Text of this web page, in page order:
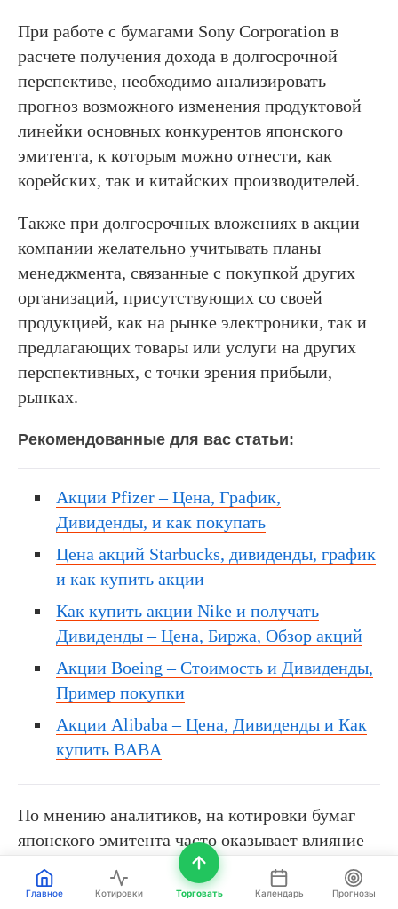
При работе с бумагами Sony Corporation в
расчете получения дохода в долгосрочной
перспективе, необходимо анализировать
прогноз возможного изменения продуктовой
линейки основных конкурентов японского
эмитента, к которым можно отнести, как
корейских, так и китайских производителей.
Также при долгосрочных вложениях в акции
компании желательно учитывать планы
менеджмента, связанные с покупкой других
организаций, присутствующих со своей
продукцией, как на рынке электроники, так и
предлагающих товары или услуги на других
перспективных, с точки зрения прибыли,
рынках.
Рекомендованные для вас статьи:
Акции Pfizer – Цена, График,
Дивиденды, и как покупать
Цена акций Starbucks, дивиденды, график
и как купить акции
Как купить акции Nike и получать
Дивиденды – Цена, Биржа, Обзор акций
Акции Boeing – Стоимость и Дивиденды,
Пример покупки
Акции Alibaba – Цена, Дивиденды и Как
купить BABA
По мнению аналитиков, на котировки бумаг
японского эмитента часто оказывает влияние
не только выпуск новых устройств, но и тот
факт, насколько хорошо новинка начинает
Главное Котировки Торговать Календарь Прогнозы